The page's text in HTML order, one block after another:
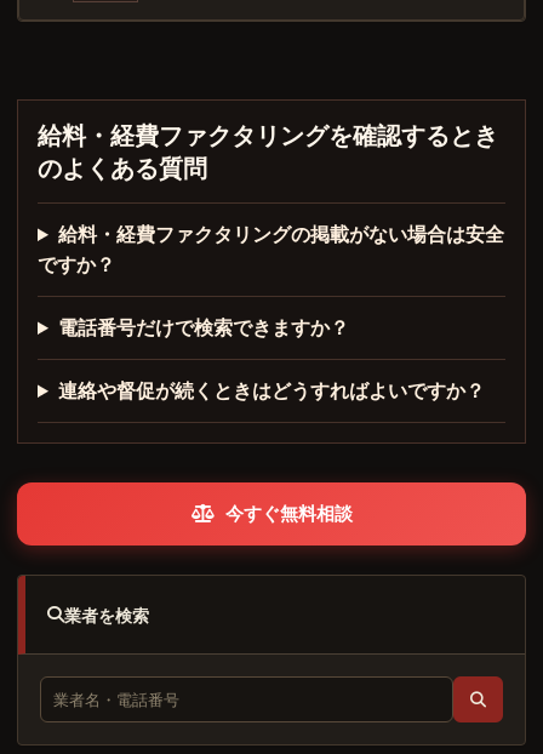
給料・経費ファクタリングを確認するとき
のよくある質問
給料・経費ファクタリングの掲載がない場合は安全
ですか？
電話番号だけで検索できますか？
連絡や督促が続くときはどうすればよいですか？
今すぐ無料相談
業者を検索